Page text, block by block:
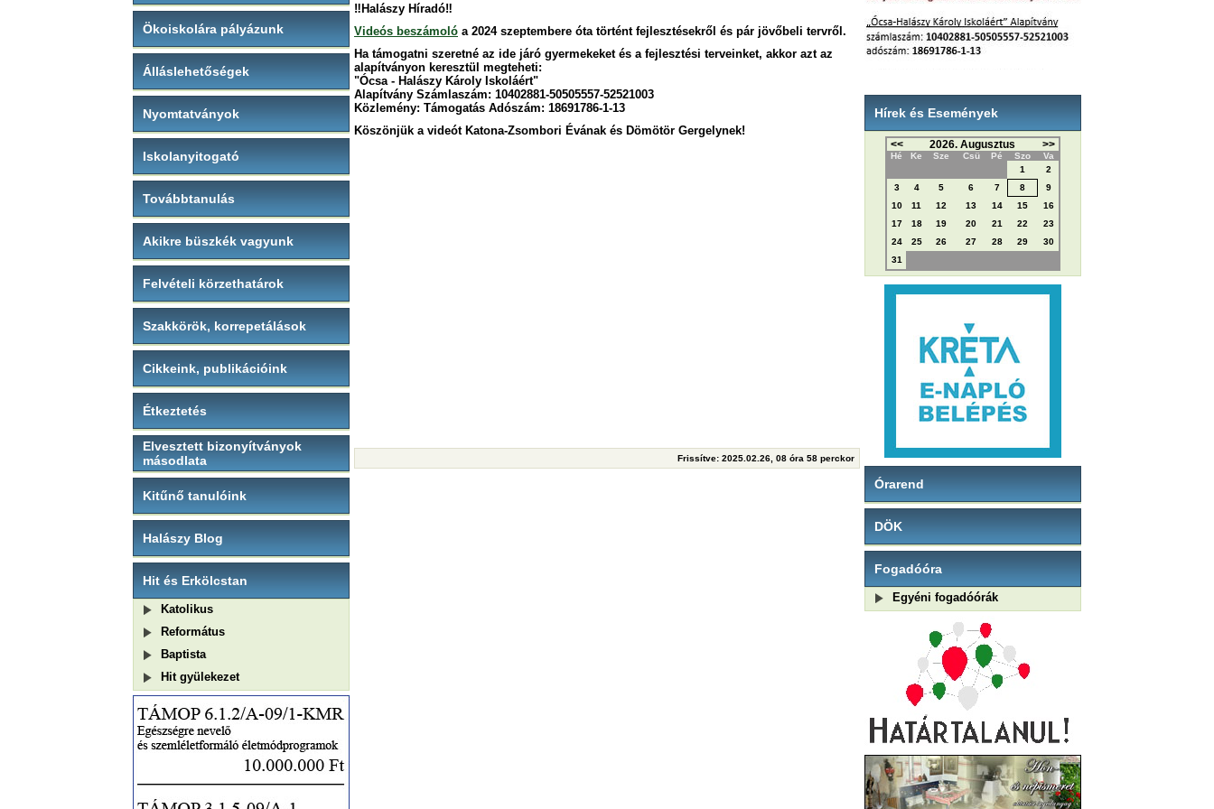
Ökoiskolára pályázunk
Álláslehetőségek
Nyomtatványok
Iskolanyitogató
Továbbtanulás
Akikre büszkék vagyunk
Felvételi körzethatárok
Szakkörök, korrepetálások
Cikkeink, publikációink
Étkeztetés
Elvesztett bizonyítványok
másodlata
Kitűnő tanulóink
Halászy Blog
Hit és Erkölcstan
Katolikus
Református
Baptista
Hit gyülekezet
‼Halászy Híradó‼
Videós beszámoló a 2024 szeptembere óta történt fejlesztésekről és pár jövőbeli tervről.
Ha támogatni szeretné az ide járó gyermekeket és a fejlesztési terveinket, akkor azt az
alapítványon keresztül megteheti:
"Ócsa - Halászy Károly Iskoláért"
Alapítvány Számlaszám: 10402881-50505557-52521003
Közlemény: Támogatás Adószám: 18691786-1-13
Köszönjük a videót Katona-Zsombori Évának és Dömötör Gergelynek!
Frissítve: 2025.02.26, 08 óra 58 perckor
Hírek és Események
<< 2026. Augusztus >>
Hé Ke Sze Csü Pé Szo
Va
1
2
3
4 5 6 7 8
9
10
11 12 13 14 15
16
17
18 19 20 21 22
23
24
25 26 27 28 29
30
31
Órarend
DÖK
Fogadóóra
Egyéni fogadóórák